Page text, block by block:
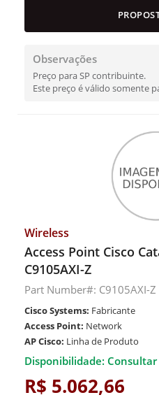
Observações
Preço para SP contribuinte.
Este preço é válido somente
Wireless
Access Point Cisco
C9105AXI-Z
Part Number#: C9105AXI-Z
Cisco Systems: Fabricante
Access Point: Network
AP Cisco: Linha de Produto
Disponibilidade: Consultar
R$ 5.062,66